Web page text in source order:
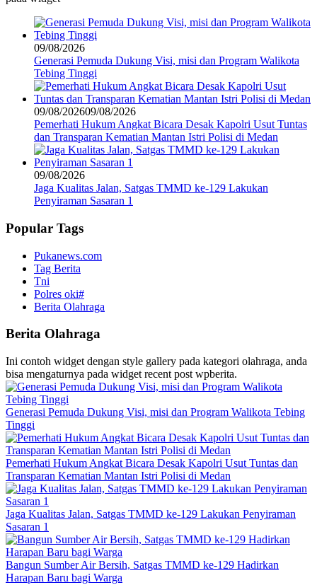
09/08/2026
Generasi Pemuda Dukung Visi, misi dan Program Walikota
Tebing Tinggi
09/08/202609/08/2026
Pemerhati Hukum Angkat Bicara Desak Kapolri Usut Tuntas
dan Transparan Kematian Mantan Istri Polisi di Medan
09/08/2026
Jaga Kualitas Jalan, Satgas TMMD ke-129 Lakukan
Penyiraman Sasaran 1
Popular Tags
Pukanews.com
Tag Berita
Tni
Polres oki#
Berita Olahraga
Berita Olahraga
Ini contoh widget dengan style gallery pada kategori olahraga, anda
bisa mengaturnya pada widget recent post wpberita.
Generasi Pemuda Dukung Visi, misi dan Program Walikota Tebing
Tinggi
Pemerhati Hukum Angkat Bicara Desak Kapolri Usut Tuntas dan
Transparan Kematian Mantan Istri Polisi di Medan
Jaga Kualitas Jalan, Satgas TMMD ke-129 Lakukan Penyiraman
Sasaran 1
Bangun Sumber Air Bersih, Satgas TMMD ke-129 Hadirkan
Harapan Baru bagi Warga